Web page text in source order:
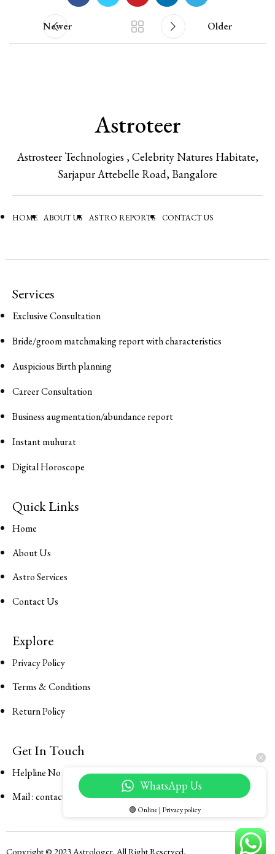
Newer Older
Astroteer
Astrosteer Technologies , Celebrity Natures Habitate,
Sarjapur Attebelle Road, Bangalore
HOME ABOUT US ASTRO REPORTS CONTACT US
Services
Exclusive Consultation
Bride/groom matchmaking report with characteristics
Auspicious Birth planning
Career Consultation
Business augmentation/abundance report
Instant muhurat
Digital Horoscope
Quick Links
Home
About Us
Astro Services
Contact Us
Explore
Privacy Policy
Terms & Conditions
Return Policy
Get In Touch
Helpline No : 917506021000
Mail : contact@astrosteer.com
Copyright © 2023 Astrologer. All Right Reserved.
WhatsApp Us
🟢 Online | Privacy policy